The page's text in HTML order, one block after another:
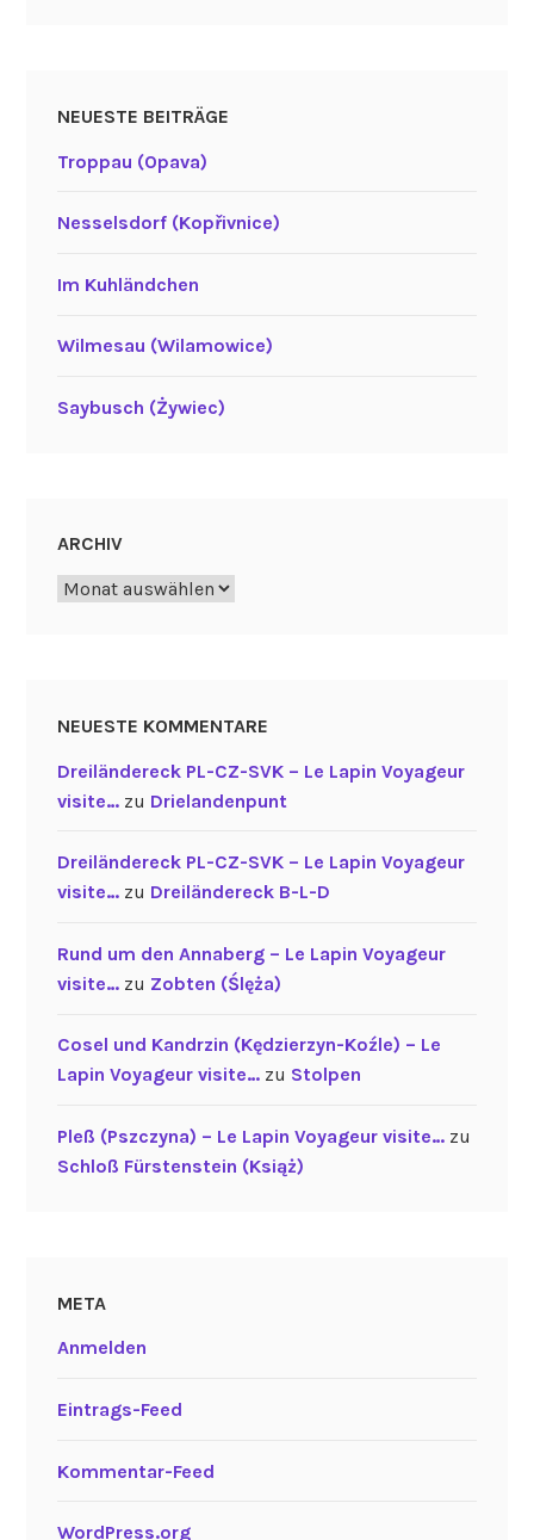
NEUESTE BEITRÄGE
Troppau (Opava)
Nesselsdorf (Kopřivnice)
Im Kuhländchen
Wilmesau (Wilamowice)
Saybusch (Żywiec)
ARCHIV
Archiv
NEUESTE KOMMENTARE
Dreiländereck PL-CZ-SVK – Le Lapin Voyageur
visite…zu Drielandenpunt
Dreiländereck PL-CZ-SVK – Le Lapin Voyageur
visite…zu Dreiländereck B-L-D
Rund um den Annaberg – Le Lapin Voyageur
visite…zu Zobten (Ślęża)
Cosel und Kandrzin (Kędzierzyn-Koźle) – Le
Lapin Voyageur visite…zu Stolpen
Pleß (Pszczyna) – Le Lapin Voyageur visite…zu
Schloß Fürstenstein (Książ)
META
Anmelden
Eintrags-Feed
Kommentar-Feed
WordPress.org